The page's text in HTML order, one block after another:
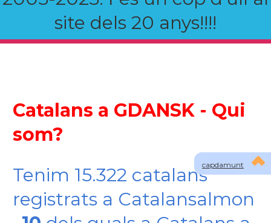
site dels 20 anys!!!!
capdamunt
Catalans a GDANSK - Qui
som?
Tenim 15.322 catalans
registrats a Catalansalmon